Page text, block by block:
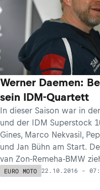
Werner Daemen:
sein IDM-Quartett
In dieser Saison war in
und der IDM Superstock
Gines, Marco Nekvasil,
und Jan Bühn am Start.
van Zon-Remeha-BMW
EURO MOTO 22.10.2016 -